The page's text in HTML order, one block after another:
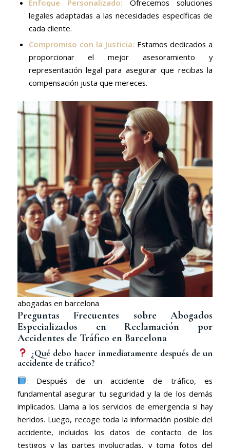
Enfoque Personalizado: Ofrecemos soluciones
legales adaptadas a las necesidades específicas de
cada cliente.
Compromiso con la Justicia: Estamos dedicados a
proporcionar el mejor asesoramiento y
representación legal para asegurar que recibas la
compensación justa que mereces.
abogadas en barcelona
Preguntas Frecuentes sobre Abogados
Especializados en Reclamación por
Accidentes de Tráfico en Barcelona
¿Qué debo hacer inmediatamente después de un
accidente de tráfico?
: Después de un accidente de tráfico, es
fundamental asegurar tu seguridad y la de los demás
implicados. Llama a los servicios de emergencia si hay
heridos. Luego, recoge toda la información posible del
accidente, incluidos los datos de contacto de los
testigos y las partes involucradas, y toma fotos del